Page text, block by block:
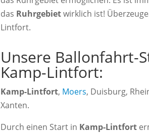
das Ruhrgebietwirklich ist!
Lintfort.
Unsere Ballonfahrt-
Kamp-Lintfort:
Kamp-Lintfort, Moers, Duisburg,
Xanten.
Durch einen Start in Kamp-Lintfort